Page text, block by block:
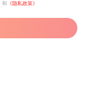
和 《隐私政策》